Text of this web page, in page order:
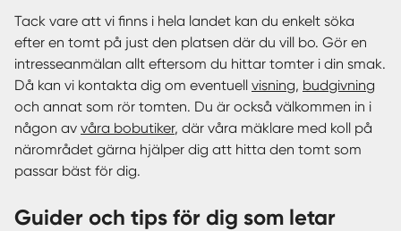
Tack vare att vi finns i hela landet kan du enkelt söka
efter en tomt på just den platsen där du vill bo. Gör en
intresseanmälan allt eftersom du hittar tomter i din smak.
Då kan vi kontakta dig om eventuell visning, budgivning
och annat som rör tomten. Du är också välkommen in i
någon av våra bobutiker, där våra mäklare med koll på
närområdet gärna hjälper dig att hitta den tomt som
passar bäst för dig.
Guider och tips för dig som letar